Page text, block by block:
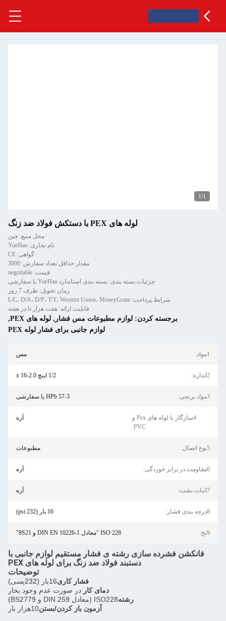
1/1
لوله های PEX با دستکش فولاد ضد زنگ
محل منبع: چین
نام تجاری: YueHao
گواهی: CE
مقدار حداقل تعداد سفارش: 3000
قیمت: negotiable
جزئیات بسته بندی: بسته بندی استاندارد YueHao یا سفارشی
زمان تحویل: ظرف 7 روز
شرایط پرداخت: L/C، D/A، D/P، T/T، Western Union، MoneyGram
قابلیت ارائه: هفت هزار تا در هفته
برجسته کردن: لوازم مطبوعات مس فشار , لوله های PEX
,
لوازم جانبی برای فشار لوله PEX
1مواد: مس
2اندازه: 1/2 اینچ x 16-2.0
3مواد برنجی: HPb 57-3 یا سفارشی
4سازگار با لوله های Pex و
PVC:
آره
5نوع اتصال: مطبوعات
6مقاومت در برابر خوردگی: آره
7اثبات نشت: آره
8درجه بندی فشار: 16 بار (232 psi)
9نخ: ISO 228 "معادل DIN EN 10226-1 و 8S21"
فانکشن فشرده سازی رشته ی فشار مستقیم لوازم جانبی با
دستبند فولاد ضد زنگ برای لوله های PEX
توضیحات
فشار کاری16بار ( 232پسی)
دمای کار در صورت عدم وجود بخار
رشتهISO228 (معادل DIN 259 و BS2779)
آزمون باز کردن/بستن10هزار بار